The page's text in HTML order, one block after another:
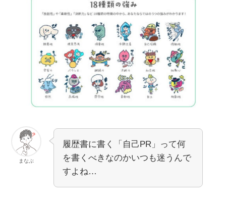
〒100-6640 東京都千代田区丸の
内1-9-2グラントウキョウサウスタ
ワー
UR
https://www.recruit.co.jp
業
員
数
ルバイト・パート含)
3億5千万円
まなぶ
履歴書に書く「自己PR」って何
を書くべきなのかいつも迷うんで
すよね…